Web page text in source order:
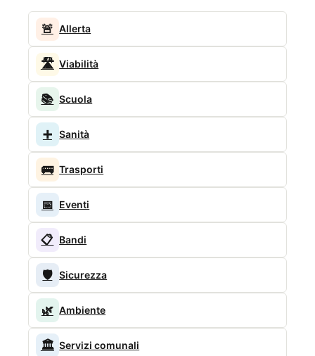
🚨 Allerta
🛣️ Viabilità
📚 Scuola
➕ Sanità
🚌 Trasporti
📅 Eventi
📋 Bandi
🛡️ Sicurezza
🌿 Ambiente
🏛️ Servizi comunali